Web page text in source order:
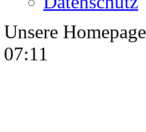
Unsere
07:11